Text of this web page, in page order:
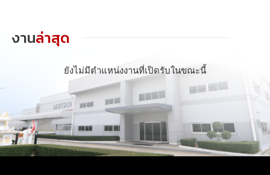
งานล่าสุด
ยังไม่มีตำแหน่งงานที่เปิดรับในขณะนี้